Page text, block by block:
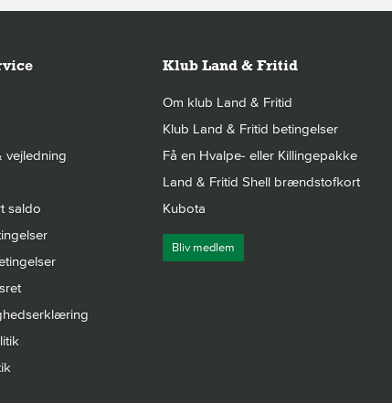
vejledning
saldo
Klub Land & Fritid
Om klub Land & Fritid
Klub Land & Fritid betingelser
Få en Hvalpe- eller Killingepakke
Land & Fritid Shell brændstofkort
Kubota
Bliv medlem